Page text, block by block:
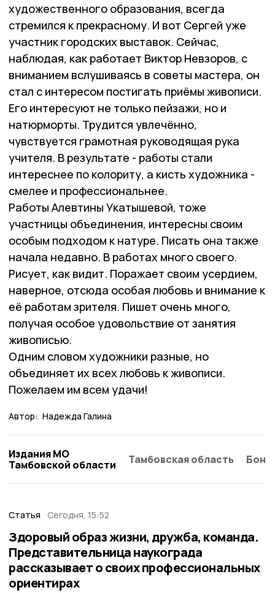
художественного образования, всегда
стремился к прекрасному. И вот Сергей уже
участник городских выставок. Сейчас,
наблюдая, как работает Виктор Невзоров, с
вниманием вслушиваясь в советы мастера, он
стал с интересом постигать приёмы живописи.
Его интересуют не только пейзажи, но и
натюрморты. Трудится увлечённо,
чувствуется грамотная руководящая рука
учителя. В результате - работы стали
интереснее по колориту, а кисть художника -
смелее и профессиональнее.
Работы Алевтины Укатышевой, тоже
участницы объединения, интересны своим
особым подходом к натуре. Писать она также
начала недавно. В работах много своего.
Рисует, как видит. Поражает своим усердием,
наверное, отсюда особая любовь и внимание к
её работам зрителя. Пишет очень много,
получая особое удовольствие от занятия
живописью.
Одним словом художники разные, но
объединяет их всех любовь к живописи.
Пожелаем им всем удачи!
Автор: Надежда Галина
Издания МО
Тамбовской области
Тамбовская область
Статья Сегодня, 15:52
Здоровый образ жизни, дружба, команда.
Представительница наукограда
рассказывает о своих профессиональных
ориентирах